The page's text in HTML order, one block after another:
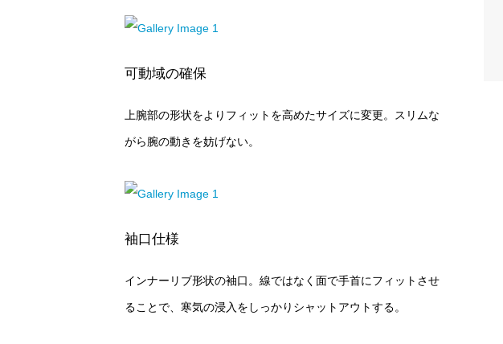
可動域の確保
上腕部の形状をよりフィットを高めたサイズに変更。スリムな
がら腕の動きを妨げない。
袖口仕様
インナーリブ形状の袖口。線ではなく面で手首にフィットさせ
ることで、寒気の浸入をしっかりシャットアウトする。